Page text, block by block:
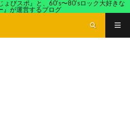
びスポ』と、60’s〜80’sロック大好きな
』が運営するブログ